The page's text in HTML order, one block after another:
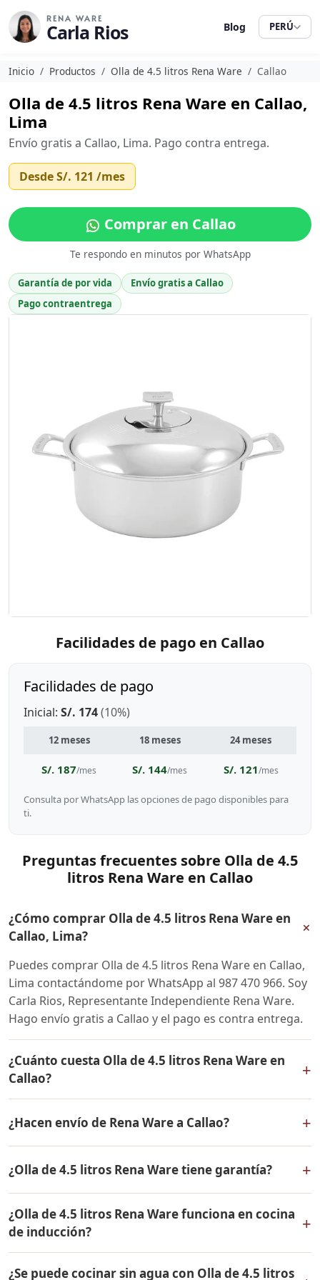
RENA WARE
Carla Rios Blog PERÚ
Inicio Productos Olla de 4.5 litros Rena Ware Callao
Olla de 4.5 litros Rena Ware en Callao,
Lima
Envío gratis a Callao, Lima. Pago contra entrega.
DesdeS/. 121 /mes
Comprar en Callao
Te respondo en minutos por WhatsApp
Garantía de por vida
Envío gratis a Callao
Pago contraentrega
Facilidades de pago en Callao
Facilidades de pago
Inicial: S/. 174(10%)
12 meses 18 meses 24 meses
S/. 187/mes S/. 144/mes S/. 121/mes
Consulta por WhatsApp las opciones de pago disponibles para
ti.
Preguntas frecuentes sobre Olla de 4.5
litros Rena Ware en Callao
¿Cómo comprar Olla de 4.5 litros Rena Ware en
Callao, Lima?
+
Puedes comprar Olla de 4.5 litros Rena Ware en Callao,
Lima contactándome por WhatsApp al 987 470 966. Soy
Carla Rios, Representante Independiente Rena Ware.
Hago envío gratis a Callao y el pago es contra entrega.
¿Cuánto cuesta Olla de 4.5 litros Rena Ware en
Callao?
+
todo el Perú. Contáctame por WhatsApp para conocer
el precio actual, promociones disponibles y facilidades
de pago en cuotas desde el 10% de inicial.
¿Hacen envío de Rena Ware a Callao? +
a Callao, Lima y a todo el Perú. El pago es contra
entrega.
¿Olla de 4.5 litros Rena Ware tiene garantía? +
vida contra defectos de fabricación. Todos los
productos Rena Ware están fabricados en acero
inoxidable quirúrgico 18/10 de la más alta calidad.
¿Olla de 4.5 litros Rena Ware funciona en cocina
de inducción?
+
¿Se puede cocinar sin agua con Olla de 4.5 litros